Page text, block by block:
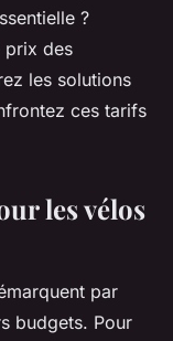
?
prix des
les solutions
ces tarifs
les vélos
par
budgets. Pour